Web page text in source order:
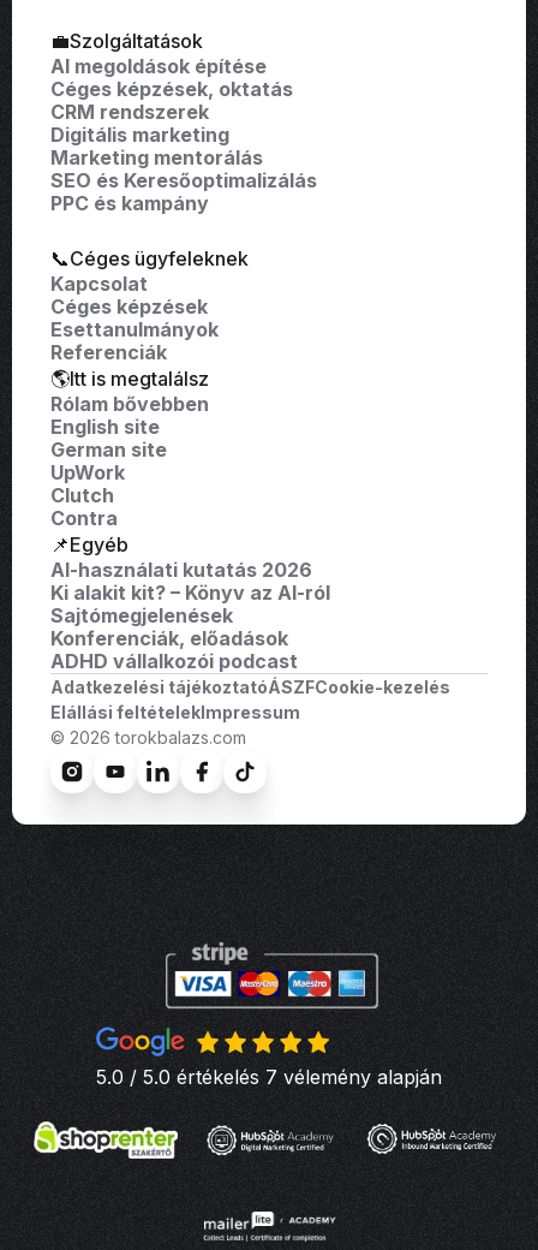
💼Szolgáltatások
AI megoldások építése
Céges képzések, oktatás
CRM rendszerek
Digitális marketing
Marketing mentorálás
SEO és Keresőoptimalizálás
PPC és kampány
📞Céges ügyfeleknek
Kapcsolat
Céges képzések
Esettanulmányok
Referenciák
🌎Itt is megtalálsz
Rólam bővebben
English site
German site
UpWork
Clutch
Contra
📌Egyéb
AI-használati kutatás 2026
Ki alakit kit? – Könyv az AI-ról
Sajtómegjelenések
Konferenciák, előadások
ADHD vállalkozói podcast
Adatkezelési tájékoztatóÁSZFCookie-kezelés
Elállási feltételekImpressum
© 2026 torokbalazs.com
5.0 / 5.0 értékelés 7 vélemény alapján